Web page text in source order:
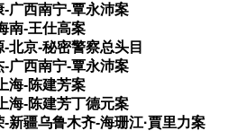
广西南宁-覃永沛案
南-王仕高案
北京-秘密警察总头目
广西南宁-覃永沛案
海-陈建芳案
海-陈建芳丁德元案
新疆乌鲁木齐-海珊江·賈里力案